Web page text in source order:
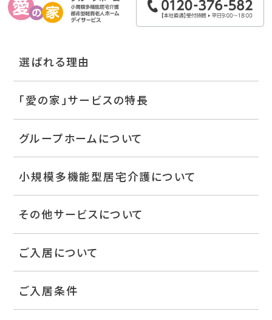
選ばれる理由
「愛の家」サービスの特長
グループホームについて
小規模多機能型居宅介護について
その他サービスについて
ご入居について
ご入居条件